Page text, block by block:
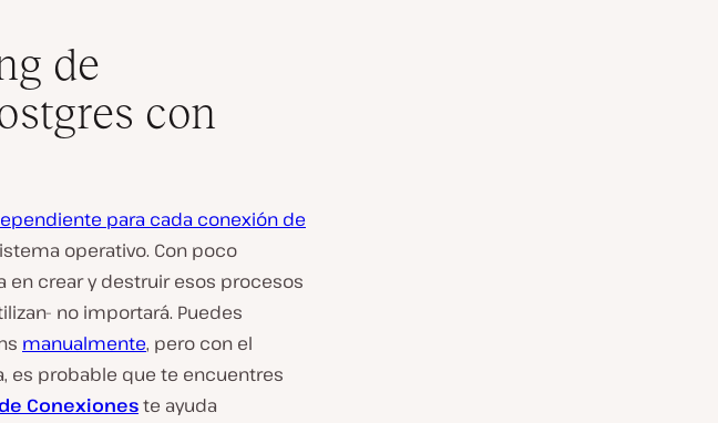
de
con
para cada conexión de
operativo. Con poco
crear y destruir esos procesos
no importará. Puedes
manualmente, pero con el
es probable que te encuentres
Conexioneste ayuda